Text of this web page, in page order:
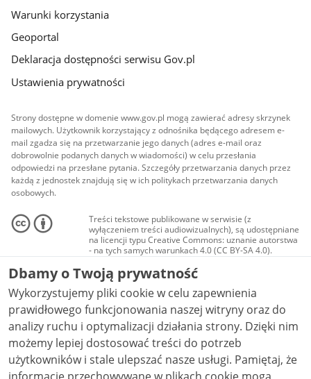
Warunki korzystania
Geoportal
Deklaracja dostępności serwisu Gov.pl
Ustawienia prywatności
Strony dostępne w domenie www.gov.pl mogą zawierać adresy skrzynek
mailowych. Użytkownik korzystający z odnośnika będącego adresem e-
mail zgadza się na przetwarzanie jego danych (adres e-mail oraz
dobrowolnie podanych danych w wiadomości) w celu przesłania
odpowiedzi na przesłane pytania. Szczegóły przetwarzania danych przez
każdą z jednostek znajdują się w ich politykach przetwarzania danych
osobowych.
Treści tekstowe publikowane w serwisie (z
wyłączeniem treści audiowizualnych), są udostępniane
na licencji typu Creative Commons: uznanie autorstwa
- na tych samych warunkach 4.0 (CC BY-SA 4.0).
Materiały audiowizualne, w tym zdjęcia, materiały
audio i wideo, są udostępniane na licencji typu
Creative Commons: uznanie autorstwa użycie
niekomercyjne - bez utworów zależnych 4.0 (CC BY-
NC-ND 4.0), o ile nie jest to stwierdzone inaczej.
Dbamy o Twoją prywatność
Wykorzystujemy pliki cookie w celu zapewnienia
prawidłowego funkcjonowania naszej witryny oraz do
analizy ruchu i optymalizacji działania strony. Dzięki nim
możemy lepiej dostosować treści do potrzeb
użytkowników i stale ulepszać nasze usługi. Pamiętaj, że